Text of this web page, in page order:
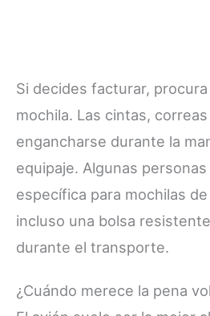
Si decides facturar,
mochila. Las cintas,
engancharse durante la
equipaje. Algunas
específica para mochilas
incluso una bolsa
durante el transporte.
¿Cuándo merece la pena